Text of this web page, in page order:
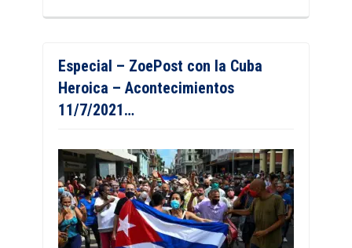
Especial – ZoePost con la Cuba
Heroica – Acontecimientos
11/7/2021…